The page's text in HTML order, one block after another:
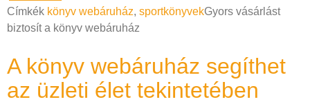
Címkék könyv webáruház, sportkönyvekGyors vásárlást
biztosít a könyv webáruház
A könyv webáruház segíthet
az üzleti élet tekintetében